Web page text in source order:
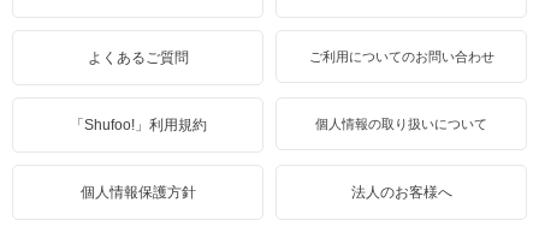
よくあるご質問 ご利用についてのお問い合わせ
「Shufoo!」利用規約 個人情報の取り扱いについて
個人情報保護方針 法人のお客様へ